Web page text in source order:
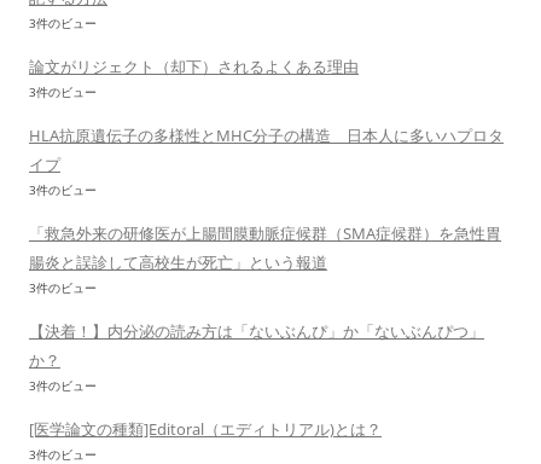
3件のビュー
論文がリジェクト（却下）されるよくある理由
3件のビュー
HLA抗原遺伝子の多様性とMHC分子の構造 日本人に多いハプロタ
イプ
3件のビュー
「救急外来の研修医が上腸間膜動脈症候群（SMA症候群）を急性胃
腸炎と誤診して高校生が死亡」という報道
3件のビュー
【決着！】内分泌の読み方は「ないぶんぴ」か「ないぶんぴつ」
か？
3件のビュー
[医学論文の種類]Editoral（エディトリアル)とは？
3件のビュー